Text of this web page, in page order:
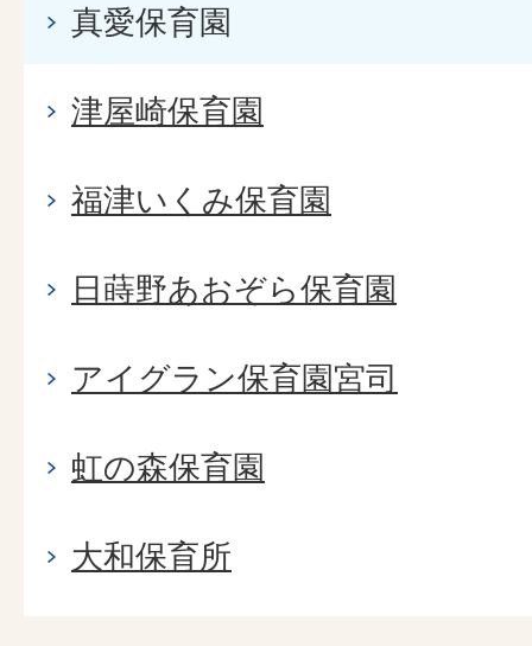
真愛保育園
津屋崎保育園
福津いくみ保育園
日蒔野あおぞら保育園
アイグラン保育園宮司
虹の森保育園
大和保育所